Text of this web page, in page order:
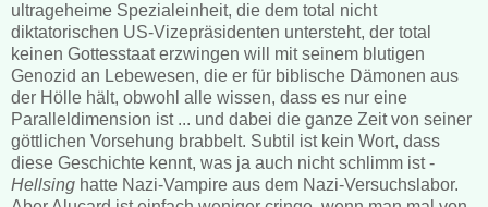
ultrageheime Spezialeinheit, die dem total nicht
diktatorischen US-Vizepräsidenten untersteht, der total
keinen Gottesstaat erzwingen will mit seinem blutigen
Genozid an Lebewesen, die er für biblische Dämonen aus
der Hölle hält, obwohl alle wissen, dass es nur eine
Paralleldimension ist ... und dabei die ganze Zeit von seiner
göttlichen Vorsehung brabbelt. Subtil ist kein Wort, dass
diese Geschichte kennt, was ja auch nicht schlimm ist -
Hellsing hatte Nazi-Vampire aus dem Nazi-Versuchslabor.